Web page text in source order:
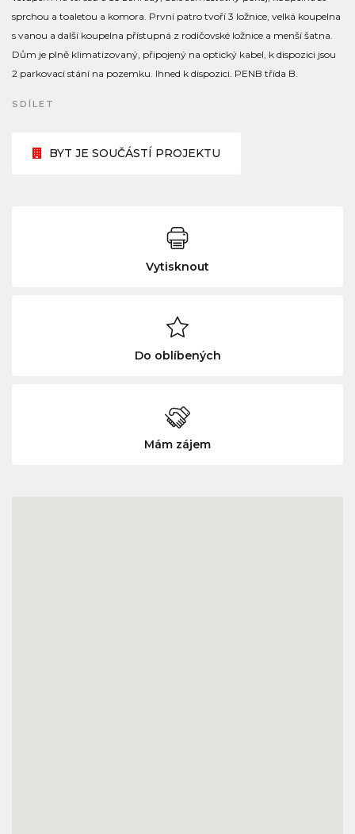
sprchou a toaletou a komora. První patro tvoří 3 ložnice, velká koupelna
s vanou a další koupelna přístupná z rodičovské ložnice a menší šatna.
Dům je plně klimatizovaný, připojený na optický kabel, k dispozici jsou
2 parkovací stání na pozemku. Ihned k dispozici. PENB třída B.
SDÍLET
BYT JE SOUČÁSTÍ PROJEKTU
Vytisknout
Do oblíbených
Mám zájem